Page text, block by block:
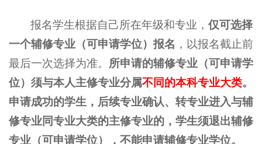
报名学生根据自己所在年级和专业，仅可选择
一个辅修专业（可申请学位）报名 ，以报名截止前
最后一次选择为准。 所申请的辅修专业（可申请学
位）须与本人主修专业分属不同的本科专业大类。
申请成功的学生，后续专业确认、转专业进入与辅
修专业同专业大类的主修专业的，学生须退出辅修
专业（可申请学位），不能申请辅修专业学位。